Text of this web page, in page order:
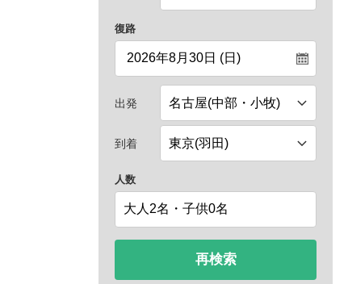
復路
出発
到着
人数
再検索